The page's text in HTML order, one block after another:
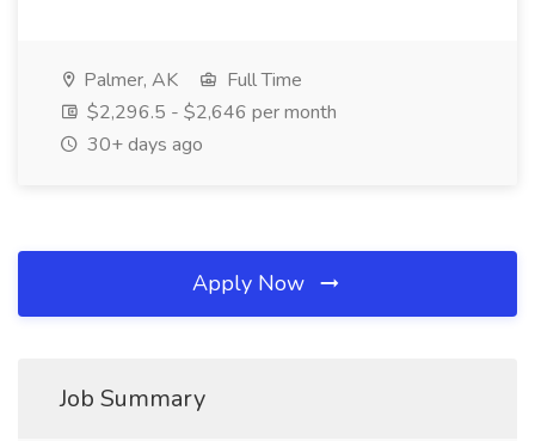
Palmer, AK
Full Time
$2,296.5 - $2,646 per month
30+ days ago
Apply Now
Job Summary